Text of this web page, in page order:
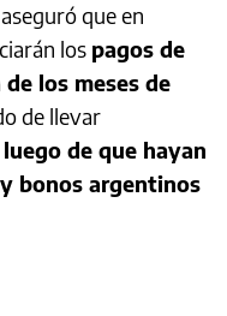
que en
los pagos de
los meses de
de llevar
luego de que hayan
bonos argentinos